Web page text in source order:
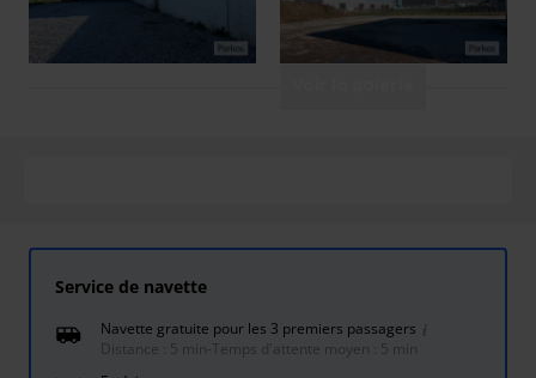
Service de navette
Navette gratuite pour les 3 premiers passagers
Distance : 5 min
Temps d'attente moyen : 5 min